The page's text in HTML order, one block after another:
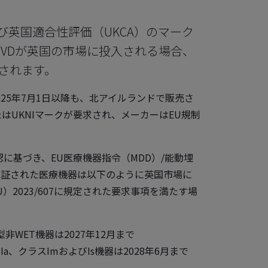
英国適合性評価（UKCA）のマーク
が英国の市場に投入される場合、
ます。
年7月1日以降も、北アイルランドで販売さ
UKNIマークが要求され、メーカーはEU規制
基づき、EU医療機器指令（MDD）/能動埋
された医療機器は以下のように英国市場に
2023/607に規定された要求事項を満たす場
WET機器は2027年12月まで
、クラスImおよびIs機器は2028年6月まで